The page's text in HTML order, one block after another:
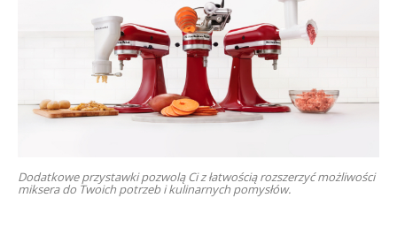
Dodatkowe przystawki pozwolą Ci z łatwością rozszerzyć możliwości
miksera do Twoich potrzeb i kulinarnych pomysłów.